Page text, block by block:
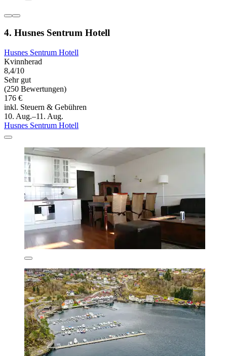
4. Husnes Sentrum Hotell
Husnes Sentrum Hotell
Kvinnherad
8,4/10
Sehr gut
(250 Bewertungen)
176 €
inkl. Steuern & Gebühren
10. Aug.–11. Aug.
Husnes Sentrum Hotell